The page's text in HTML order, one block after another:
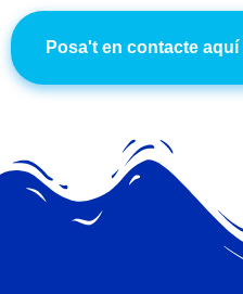
Posa't en contacte aquí